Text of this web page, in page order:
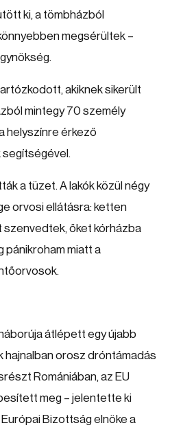
ki, a tömbházból
megsérültek –
akiknek sikerült
mintegy 70 személy
helyszínre érkező
a tüzet. A lakók közül négy
orvosi ellátásra: ketten
őket kórházba
pánikroham miatt a
átlépett egy újabb
hajnalban orosz dróntámadás
Romániában, az EU
meg – jelentette ki
Bizottság elnöke a